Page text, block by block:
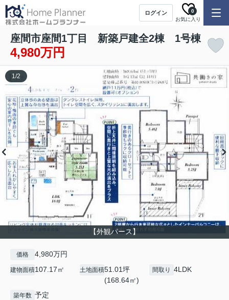
ログイン
お気に入り
0
座間市座間1丁目 新築戸建全2棟 1号棟
4,980万円
【外観パース】
1/2
価格 4,980万円
建物面積107.17㎡ 土地面積51.01坪
(168.64㎡)
間取り 4LDK
築年数 予定